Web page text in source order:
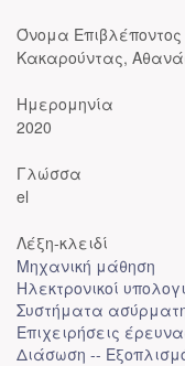
Όνομα Επιβλέποντος
Κακαρούντας,
Ημερομηνία
2020
Γλώσσα
el
Λέξη-κλειδί
Μηχανική μάθηση
Ηλεκτρονικοί
Συστήματα
Επιχειρήσεις
Διάσωση --